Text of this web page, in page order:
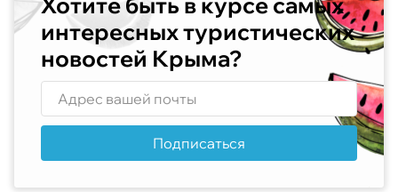
интересных туристических
новостей Крыма?
Подписаться